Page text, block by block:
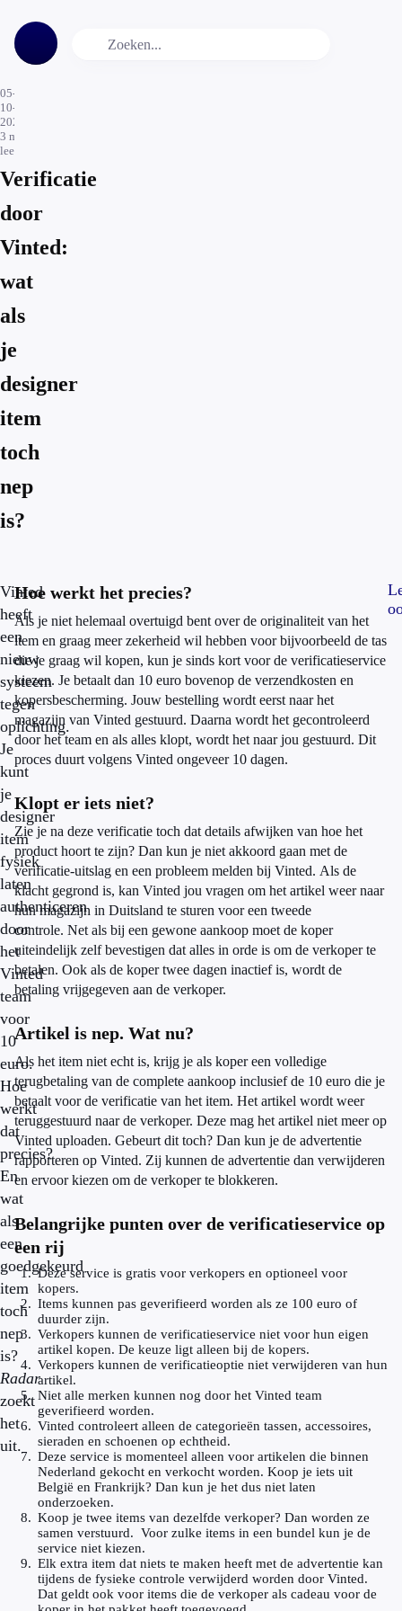
05-
10-
2023
3 min.
leestijd
Verificatie
door
Vinted:
wat
als
je
designer
item
toch
nep
is?
Vinted
heeft
een
nieuw
systeem
tegen
oplichting.
Je
kunt
je
designer
item
fysiek
laten
authenticeren
door
het
Vinted
team
voor
10
euro.
Hoe
werkt
dat
precies?
En
wat
als
een
goedgekeurd
item
toch
nep
is?
Radar
zoekt
het
uit.
Hoe werkt het precies?
Als je niet helemaal overtuigd bent over de originaliteit van het
item en graag meer zekerheid wil hebben voor bijvoorbeeld de tas
dieje graag wil kopen, kun je sinds kort voor de verificatieservice
kiezen. Je betaalt dan 10 euro bovenop de verzendkosten en
kopersbescherming. Jouw bestelling wordt eerst naar het
magazijn van Vinted gestuurd. Daarna wordt het gecontroleerd
door het team en als alles klopt, wordt het naar jou gestuurd. Dit
proces duurt volgens Vinted ongeveer 10 dagen.
Klopt er iets niet?
Zie je na deze verificatie toch dat details afwijken van hoe het
product hoort te zijn? Dan kun je niet akkoord gaan met de
verificatie-uitslag en een probleem melden bij Vinted. Als de
klacht gegrond is, kan Vinted jou vragen om het artikel weer naar
hun magazijn in Duitsland te sturen voor een tweede
controle. Net als bij een gewone aankoop moet de koper
uiteindelijk zelf bevestigen dat alles in orde is om de verkoper te
betalen. Ook als de koper twee dagen inactief is, wordt de
betaling vrijgegeven aan de verkoper.
Artikel is nep. Wat nu?
Als het item niet echt is, krijg je als koper een volledige
terugbetaling van de complete aankoop inclusief de 10 euro die je
betaalt voor de verificatie van het item. Het artikel wordt weer
teruggestuurd naar de verkoper. Deze mag het artikel niet meer op
Vinted uploaden. Gebeurt dit toch? Dan kun je de advertentie
rapporteren op Vinted. Zij kunnen de advertentie dan verwijderen
en ervoor kiezen om de verkoper te blokkeren.
Belangrijke punten over de verificatieservice op
een rij
Deze service is gratis voor verkopers en optioneel voor
kopers.
Items kunnen pas geverifieerd worden als ze 100 euro of
duurder zijn.
Verkopers kunnen de verificatieservice niet voor hun eigen
artikel kopen. De keuze ligt alleen bij de kopers.
Verkopers kunnen de verificatieoptie niet verwijderen van hun
artikel.
Niet alle merken kunnen nog door het Vinted team
geverifieerd worden.
Vinted controleert alleen de categorieën tassen, accessoires,
sieraden en schoenen op echtheid.
Deze service is momenteel alleen voor artikelen die binnen
Nederland gekocht en verkocht worden. Koop je iets uit
België en Frankrijk? Dan kun je het dus niet laten
onderzoeken.
Koop je twee items van dezelfde verkoper? Dan worden ze
samen verstuurd. Voor zulke items in een bundel kun je de
service niet kiezen.
Elk extra item dat niets te maken heeft met de advertentie kan
tijdens de fysieke controle verwijderd worden door Vinted.
Dat geldt ook voor items die de verkoper als cadeau voor de